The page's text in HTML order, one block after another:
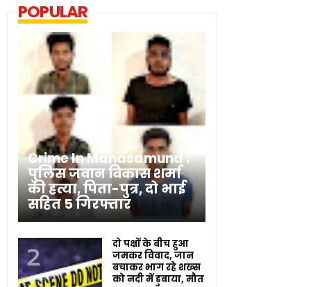
POPULAR
Crime In Mahasamund :
पुलिस जवान विकास शर्मा
की हत्या, पिता-पुत्र, दो भाई
सहित 5 गिरफ्तार
दो पक्षों के बीच हुआ
जमकर विवाद, जान
बचाकर भाग रहे शख्स
को नदी में डुबाया, मौत